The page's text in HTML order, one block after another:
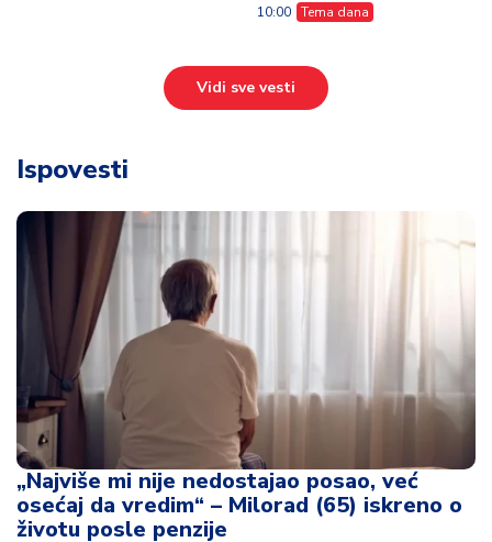
10:00 Tema dana
Vidi sve vesti
Ispovesti
„Najviše mi nije nedostajao posao, već
osećaj da vredim“ – Milorad (65) iskreno o
životu posle penzije